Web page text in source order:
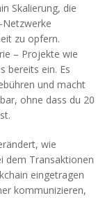
Skalierung, die
Netzwerke
zu opfern.
– Projekte wie
bereits ein. Es
und macht
ohne dass du 20
wie
dem Transaktionen
eingetragen
kommunizieren,